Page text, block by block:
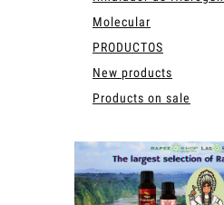
Molecular
PRODUCTOS
New products
Products on sale